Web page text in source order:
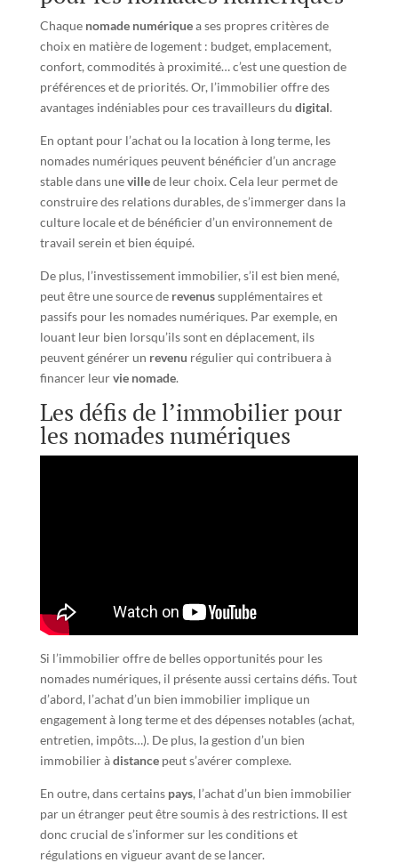
Chaque nomade numériquea ses propres critères de
choix en matière de logement : budget, emplacement,
confort, commodités à proximité… c’est une question de
préférences et de priorités. Or, l’immobilier offre des
avantages indéniables pour ces travailleurs du digital.
En optant pour l’achat ou la location à long terme, les
nomades numériques peuvent bénéficier d’un ancrage
stable dans unevillede leur choix. Cela leur permet de
construire des relations durables, de s’immerger dans la
culture locale et de bénéficier d’un environnement de
travail serein et bien équipé.
De plus, l’investissement immobilier, s’il est bien mené,
peut être une source de revenussupplémentaires et
passifs pour les nomades numériques. Par exemple, en
louant leur bien lorsqu’ils sont en déplacement, ils
peuvent générer un revenu régulier qui contribuera à
financer leurvie nomade.
Les défis de l’immobilier pour
les nomades numériques
Si l’immobilier offre de belles opportunités pour les
nomades numériques, il présente aussi certains défis. Tout
d’abord, l’achat d’un bien immobilier implique un
engagement à long terme et des dépenses notables (achat,
entretien, impôts…). De plus, la gestion d’un bien
immobilier àdistancepeut s’avérer complexe.
En outre, dans certains pays, l’achat d’un bien immobilier
par un étranger peut être soumis à des restrictions. Il est
donc crucial de s’informer sur les conditions et
régulations en vigueur avant de se lancer.